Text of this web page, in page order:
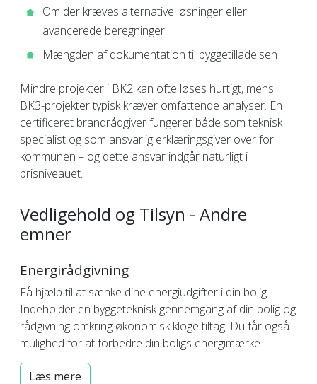
Om der kræves alternative løsninger eller
avancerede beregninger
Mængden af dokumentation til byggetilladelsen
Mindre projekter i BK2 kan ofte løses hurtigt, mens
BK3-projekter typisk kræver omfattende analyser. En
certificeret brandrådgiver fungerer både som teknisk
specialist og som ansvarlig erklæringsgiver over for
kommunen – og dette ansvar indgår naturligt i
prisniveauet.
Vedligehold og Tilsyn - Andre
emner
Energirådgivning
Få hjælp til at sænke dine energiudgifter i din bolig.
Indeholder en byggeteknisk gennemgang af din bolig og
rådgivning omkring økonomisk kloge tiltag. Du får også
mulighed for at forbedre din boligs energimærke.
Læs mere